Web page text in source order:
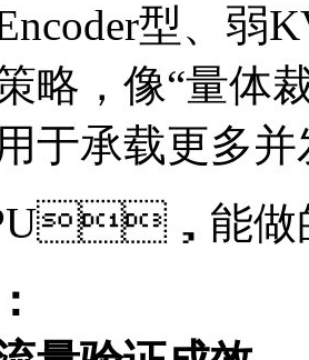
型、
略，像“量
用于承载更多
，能做